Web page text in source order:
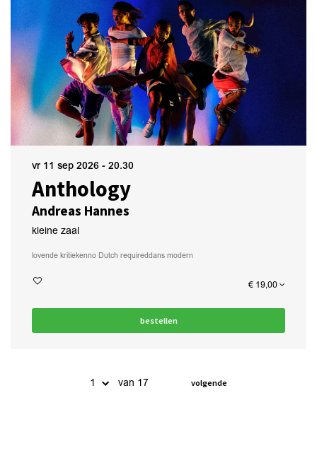
Anthology
Andreas Hannes
vr 11 sep 2026 - 20.30
kleine zaal
lovende kritiekenno Dutch requireddans modern
€ 19,00
bestellen
van 17 volgende